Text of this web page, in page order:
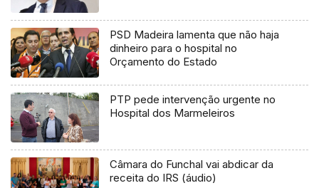
PSD Madeira lamenta que não haja
dinheiro para o hospital no
Orçamento do Estado
PTP pede intervenção urgente no
Hospital dos Marmeleiros
Câmara do Funchal vai abdicar da
receita do IRS (áudio)